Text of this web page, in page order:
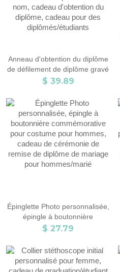
Anneau d'obtention du diplôme
de défilement de diplôme gravé
personnalisé, anneau de pierre
diplôme avec le nom, cadeau
d'obtention du diplôme, cadeau
pour des diplômés/étudiants
$ 39.89
Épinglette Photo personnalisée,
épingle à boutonnière
commémorative pour costume
cérémonie de remise de
diplôme de mariage pour
hommes/marié
$ 27.79